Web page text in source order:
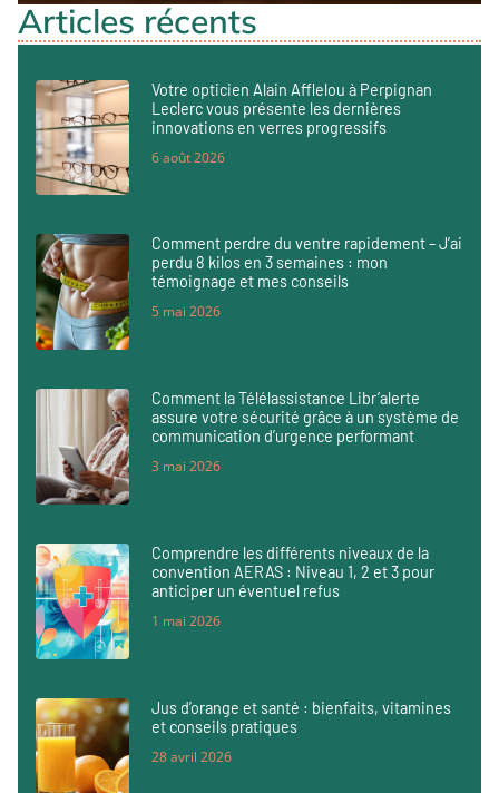
Articles récents
Votre opticien Alain Afflelou à Perpignan
Leclerc vous présente les dernières
innovations en verres progressifs
6 août 2026
Comment perdre du ventre rapidement – J’ai
perdu 8 kilos en 3 semaines : mon
témoignage et mes conseils
5 mai 2026
Comment la Télélassistance Libr’alerte
assure votre sécurité grâce à un système de
communication d’urgence performant
3 mai 2026
Comprendre les différents niveaux de la
convention AERAS : Niveau 1, 2 et 3 pour
anticiper un éventuel refus
1 mai 2026
Jus d’orange et santé : bienfaits, vitamines
et conseils pratiques
28 avril 2026